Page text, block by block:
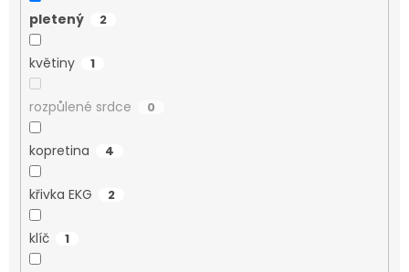
pletený 2
květiny 1
rozpůlené srdce 0
kopretina 4
křivka EKG 2
klíč 1